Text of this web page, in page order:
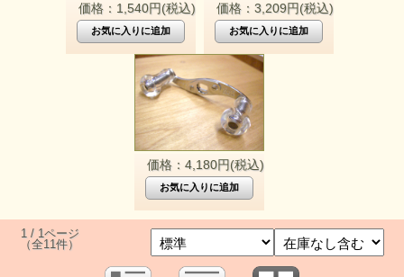
価格：1,540円(税込) 価格：3,209円(税込)
価格：4,180円(税込)
1 / 1ページ
（全11件）